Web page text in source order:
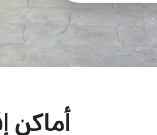
أماكن